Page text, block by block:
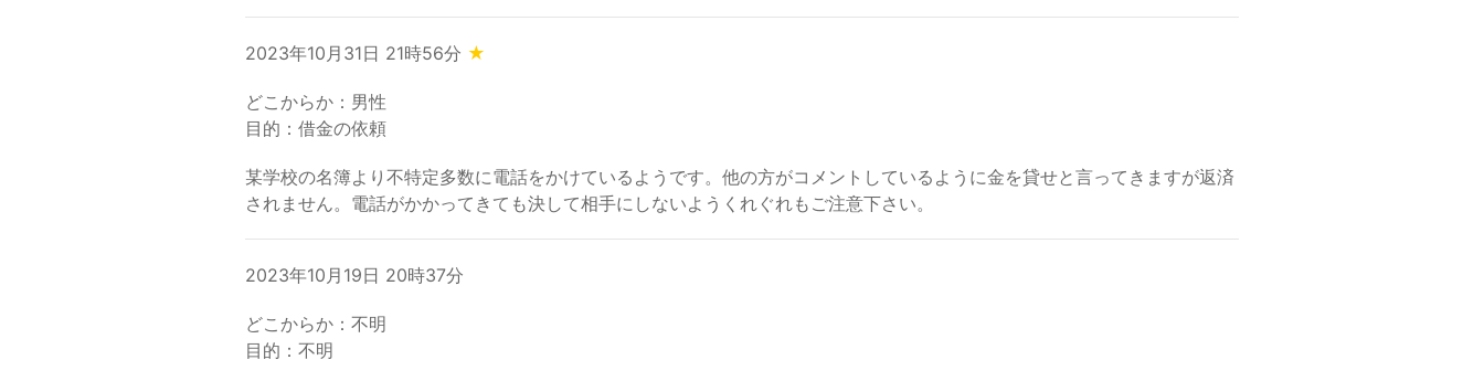
2023年10月31日 21時56分 ★
どこからか：男性
目的：借金の依頼
某学校の名簿より不特定多数に電話をかけているようです。他の方がコメントしているように金を貸せと言ってきますが返済
されません。電話がかかってきても決して相手にしないようくれぐれもご注意下さい。
2023年10月19日 20時37分
どこからか：不明
目的：不明